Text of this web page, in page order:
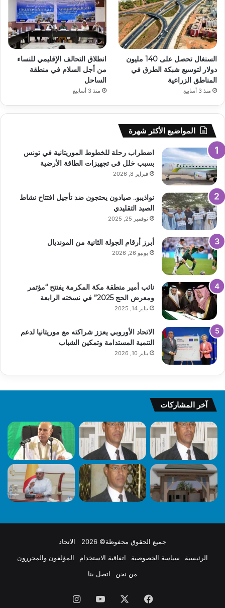
السنغال تحصل على 140 مليون
دولار لتوسيع شبكة الطرق في
المناطق الزراعية
منذ 3 أسابيع
انطلاق التحالف الإقليمي للنساء
من أجل السلام في منطقة
الساحل
منذ 3 أسابيع
المواضيع الأكثر شهرة
اضطراب رحلة للخطوط الموريتانية في تونس
بسبب خلل في تجهيزات الطاقة الأرضية
فبراير 8, 2026
نواذيبو.. صيادون يحتجون ضد تأجيل افتتاح نشاط
الصيد التقليدي
نوفمبر 25, 2025
أبرز أرقام الجولة الثانية من المونديال
يونيو 26, 2026
نائب أمير منطقة مكة المكرمة يفتتح “مؤتمر
ومعرض الحج 2025” في نسخته الرابعة
يناير 14, 2025
الاتحاد الأوروبي يعزز شراكته مع موريتانيا لدعم
التنمية المستدامة وتمكين الشباب
يناير 10, 2026
آخر المشاركات
جميع الحقوق محفوظة© 2026 الاتحاد
الرئيسية
سياسة الخصوصية اتفاقية الاستخدام
المؤلفون والمحررون
من نحن
اتصل بنا
فيسبوك يوتيوبانستقرام